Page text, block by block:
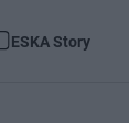
ESKA Story